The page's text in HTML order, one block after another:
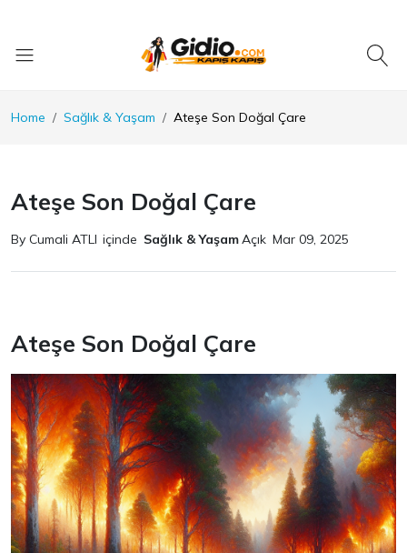
Home Sağlık & Yaşam Ateşe Son Doğal Çare
Ateşe Son Doğal Çare
By Cumali ATLI içinde Sağlık & YaşamAçık Mar 09, 2025
Ateşe Son Doğal Çare